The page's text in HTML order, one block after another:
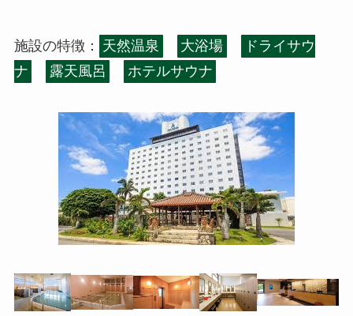
施設の特徴： 天然温泉 大浴場
ドライサウ
ナ
露天風呂 ホテルサウナ